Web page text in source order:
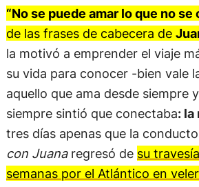
“No se puede amar lo que no se
de las frases de cabecera de
la motivó a emprender el viaje
su vida para conocer -bien vale
aquello que ama desde siempre
siempre sintió que conectaba: la
tres días apenas que la
con Juana regresó de su
semanas por el Atlántico en